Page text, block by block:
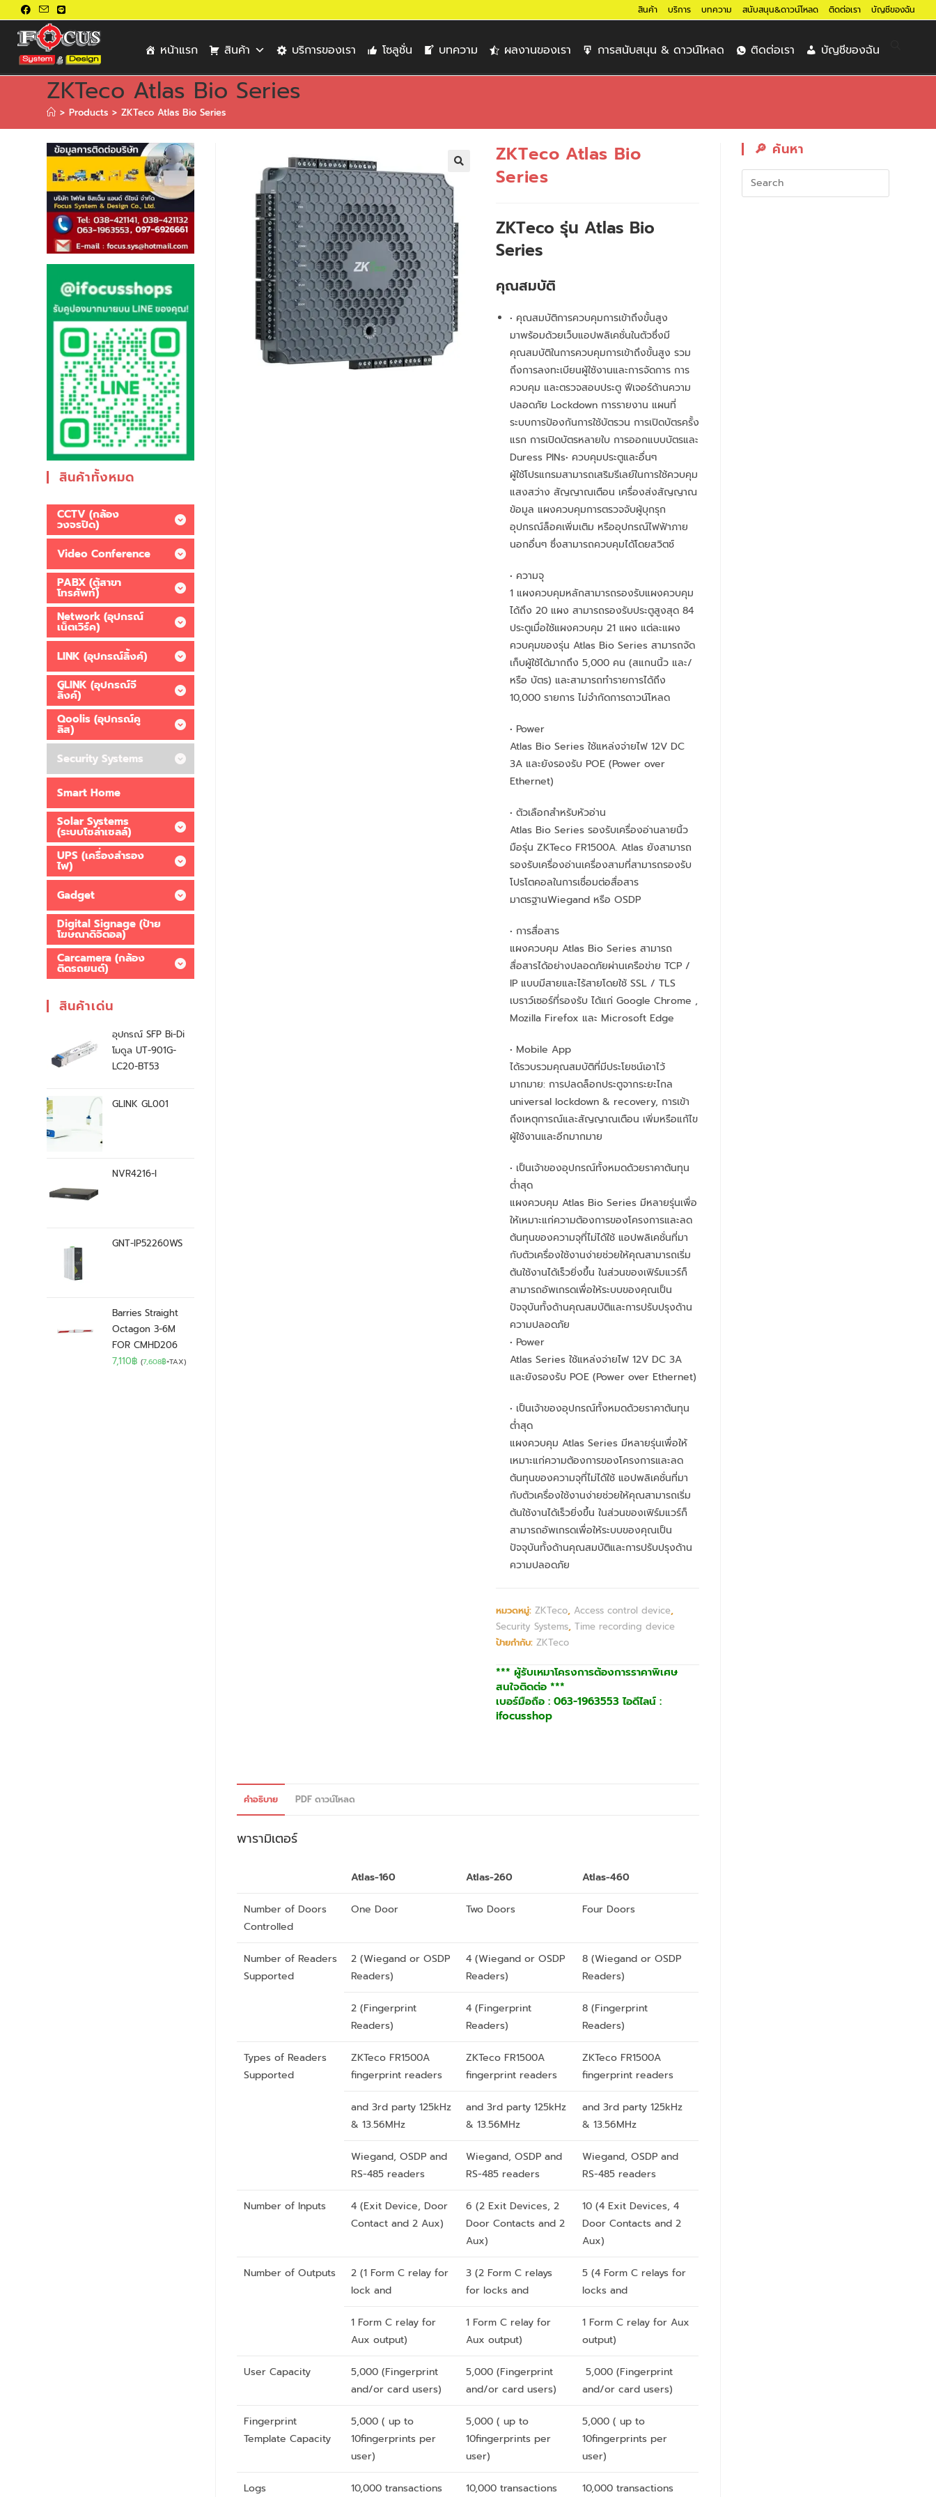
สินค้า บริการ บทความ สนับสนุน&ดาวน์โหลด ติดต่อเรา บัญชีของฉัน
หน้าแรก สินค้า บริการของเรา โซลูชั่น บทความ ผลงานของเรา การสนับสนุน & ดาวน์โหลด ติดต่อเรา บัญชีของฉัน
ZKTeco Atlas Bio Series
> Products > ZKTeco Atlas Bio Series
ZKTeco Atlas Bio
Series
ZKTeco รุ่น Atlas Bio
Series
คุณสมบัติ
• คุณสมบัติการควบคุมการเข้าถึงขั้นสูง
มาพร้อมด้วยเว็บแอปพลิเคชั่นในตัวซึ่งมี
คุณสมบัติในการควบคุมการเข้าถึงขั้นสูง รวม
ถึงการลงทะเบียนผู้ใช้งานและการจัดการ การ
ควบคุม และตรวจสอบประตู ฟีเจอร์ด้านความ
ปลอดภัย Lockdown การรายงาน แผนที่
ระบบการป้องกันการใช้บัตรวน การเปิดบัตรครั้ง
แรก การเปิดบัตรหลายใบ การออกแบบบัตรและ
Duress PINs• ควบคุมประตูและอื่นๆ
ผู้ใช้โปรแกรมสามารถเสริมรีเลย์ในการใช้ควบคุม
แสงสว่าง สัญญาณเตือน เครื่องส่งสัญญาณ
ข้อมูล แผงควบคุมการตรวจจับผู้บุกรุก
อุปกรณ์ล็อคเพิ่มเติม หรืออุปกรณ์ไฟฟ้าภาย
นอกอื่นๆ ซึ่งสามารถควบคุมได้โดยสวิตช์
• ความจุ
1 แผงควบคุมหลักสามารถรองรับแผงควบคุม
ได้ถึง 20 แผง สามารถรองรับประตูสูงสุด 84
ประตูเมื่อใช้แผงควบคุม 21 แผง แต่ละแผง
ควบคุมของรุ่น Atlas Bio Series สามารถจัด
เก็บผู้ใช้ได้มากถึง 5,000 คน (สแกนนิ้ว และ/
หรือ บัตร) และสามารถทำรายการได้ถึง
10,000 รายการ ไม่จำกัดการดาวน์โหลด
• Power
Atlas Bio Series ใช้แหล่งจ่ายไฟ 12V DC
3A และยังรองรับ POE (Power over
Ethernet)
• ตัวเลือกสำหรับหัวอ่าน
Atlas Bio Series รองรับเครื่องอ่านลายนิ้ว
มือรุ่น ZKTeco FR1500A. Atlas ยังสามารถ
รองรับเครื่องอ่านเครื่องสามที่สามารถรองรับ
โปรโตคอลในการเชื่อมต่อสื่อสาร
มาตรฐานWiegand หรือ OSDP
• การสื่อสาร
แผงควบคุม Atlas Bio Series สามารถ
สื่อสารได้อย่างปลอดภัยผ่านเครือข่าย TCP /
IP แบบมีสายและไร้สายโดยใช้ SSL / TLS
เบราว์เซอร์ที่รองรับ ได้แก่ Google Chrome ,
Mozilla Firefox และ Microsoft Edge
• Mobile App
ได้รวบรวมคุณสมบัติที่มีประโยชน์เอาไว้
มากมาย: การปลดล็อกประตูจากระยะไกล
universal lockdown & recovery, การเข้า
ถึงเหตุการณ์และสัญญาณเตือน เพิ่มหรือแก้ไข
ผู้ใช้งานและอีกมากมาย
• เป็นเจ้าของอุปกรณ์ทั้งหมดด้วยราคาต้นทุน
ต่ำสุด
แผงควบคุม Atlas Bio Series มีหลายรุ่นเพื่อ
ให้เหมาะแก่ความต้องการของโครงการและลด
ต้นทุนของความจุที่ไม่ได้ใช้ แอปพลิเคชั่นที่มา
กับตัวเครื่องใช้งานง่ายช่วยให้คุณสามารถเริ่ม
ต้นใช้งานได้เร็วยิ่งขึ้น ในส่วนของเฟิร์มแวร์ก็
สามารถอัพเกรดเพื่อให้ระบบของคุณเป็น
ปัจจุบันทั้งด้านคุณสมบัติและการปรับปรุงด้าน
ความปลอดภัย
• Power
Atlas Series ใช้แหล่งจ่ายไฟ 12V DC 3A
และยังรองรับ POE (Power over Ethernet)
• เป็นเจ้าของอุปกรณ์ทั้งหมดด้วยราคาต้นทุน
ต่ำสุด
แผงควบคุม Atlas Series มีหลายรุ่นเพื่อให้
เหมาะแก่ความต้องการของโครงการและลด
ต้นทุนของความจุที่ไม่ได้ใช้ แอปพลิเคชั่นที่มา
กับตัวเครื่องใช้งานง่ายช่วยให้คุณสามารถเริ่ม
ต้นใช้งานได้เร็วยิ่งขึ้น ในส่วนของเฟิร์มแวร์ก็
สามารถอัพเกรดเพื่อให้ระบบของคุณเป็น
ปัจจุบันทั้งด้านคุณสมบัติและการปรับปรุงด้าน
ความปลอดภัย
หมวดหมู่: ZKTeco, Access control device,
Security Systems, Time recording device
ป้ายกำกับ: ZKTeco
*** ผู้รับเหมาโครงการต้องการราคาพิเศษ
สนใจติดต่อ ***
เบอร์มือถือ : 063-1963553 ไอดีไลน์ :
ifocusshop
คำอธิบาย PDF ดาวน์โหลด
พารามิเตอร์
Atlas-160 Atlas-260 Atlas-460
Number of Doors
Controlled
One Door Two Doors Four Doors
Number of Readers
Supported
2 (Wiegand or OSDP
Readers)
4 (Wiegand or OSDP
Readers)
8 (Wiegand or OSDP
Readers)
2 (Fingerprint
Readers)
4 (Fingerprint
Readers)
8 (Fingerprint
Readers)
Types of Readers
Supported
ZKTeco FR1500A
fingerprint readers
ZKTeco FR1500A
fingerprint readers
ZKTeco FR1500A
fingerprint readers
and 3rd party 125kHz
& 13.56MHz
and 3rd party 125kHz
& 13.56MHz
and 3rd party 125kHz
& 13.56MHz
Wiegand, OSDP and
RS-485 readers
Wiegand, OSDP and
RS-485 readers
Wiegand, OSDP and
RS-485 readers
Number of Inputs
4 (Exit Device, Door
Contact and 2 Aux)
6 (2 Exit Devices, 2
Door Contacts and 2
Aux)
10 (4 Exit Devices, 4
Door Contacts and 2
Aux)
Number of Outputs
2 (1 Form C relay for
lock and
3 (2 Form C relays
for locks and
5 (4 Form C relays for
locks and
1 Form C relay for
Aux output)
1 Form C relay for
Aux output)
1 Form C relay for Aux
output)
User Capacity
5,000 (Fingerprint
and/or card users)
5,000 (Fingerprint
and/or card users)
5,000 (Fingerprint
and/or card users)
Fingerprint
Template Capacity
5,000 ( up to
10fingerprints per
user)
5,000 ( up to
10fingerprints per
user)
5,000 ( up to
10fingerprints per
user)
Logs 10,000 transactions 10,000 transactions 10,000 transactions
สินค้าทั้งหมด
CCTV (กล้อง
วงจรปิด)
Video Conference
PABX (ตู้สาขา
โทรศัพท์)
Network (อุปกรณ์
เน็ตเวิร์ค)
LINK (อุปกรณ์ลิ้งค์)
GLINK (อุปกรณ์จี
ลิ้งค์)
Qoolis (อุปกรณ์คู
ลิส)
Security Systems
Smart Home
Solar Systems
(ระบบโซล่าเซลล์)
UPS (เครื่องสำรอง
ไฟ)
Gadget
Digital Signage (ป้าย
โฆษณาดิจิตอล)
Carcamera (กล้อง
ติดรถยนต์)
สินค้าเด่น
อุปกรณ์ SFP Bi-Di
โมดูล UT-901G-
LC20-BT53
GLINK GL001
NVR4216-I
GNT-IP52260WS
Barries Straight
Octagon 3-6M
FOR CMHD206
7,110฿ (7,608฿+TAX)
🔎︎ ค้นหา